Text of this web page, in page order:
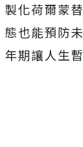
製化荷爾蒙
態也能預防
年期讓人生